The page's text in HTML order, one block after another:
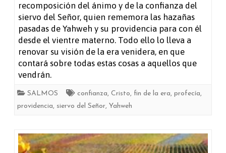
recomposición del ánimo y de la confianza del
siervo del Señor, quien rememora las hazañas
pasadas de Yahweh y su providencia para con él
desde el vientre materno. Todo ello lo lleva a
renovar su visión de la era venidera, en que
contará sobre todas estas cosas a aquellos que
vendrán.
SALMOS confianza, Cristo, fin de la era, profecía,
providencia, siervo del Señor, Yahweh